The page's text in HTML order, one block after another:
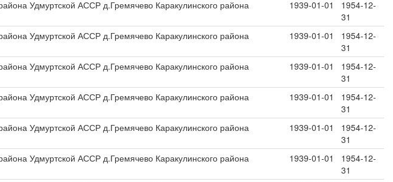
Удмуртской АССР д.Гремячево Каракулинского района
1939-01-01
1954-12-
31
Удмуртской АССР д.Гремячево Каракулинского района
1939-01-01
1954-12-
31
Удмуртской АССР д.Гремячево Каракулинского района
1939-01-01
1954-12-
31
Удмуртской АССР д.Гремячево Каракулинского района
1939-01-01
1954-12-
31
Удмуртской АССР д.Гремячево Каракулинского района
1939-01-01
1954-12-
31
Удмуртской АССР д.Гремячево Каракулинского района
1939-01-01
1954-12-
31